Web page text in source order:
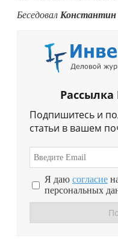
Беседовал
Подпишитесь и
статьи в вашем
Я даю согласие
персональных